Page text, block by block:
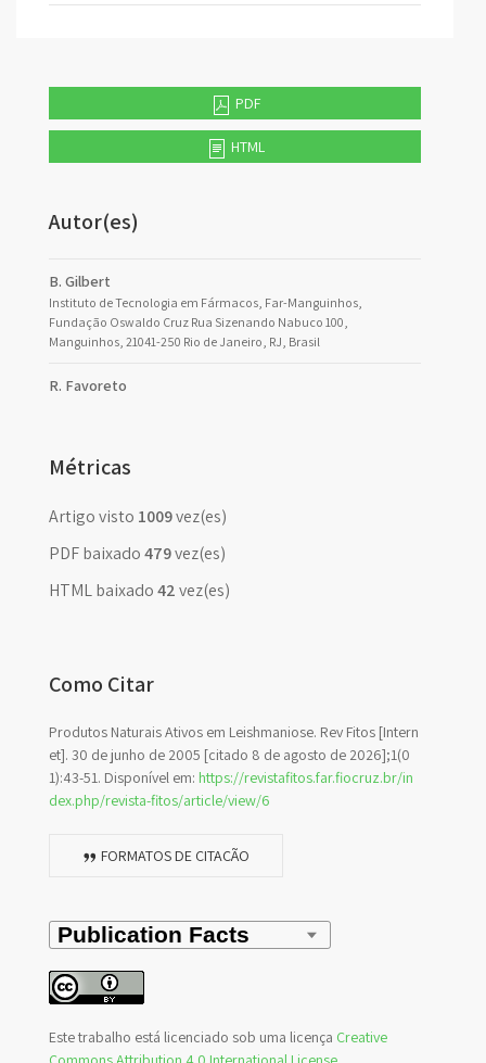
PDF
HTML
Autor(es)
B. Gilbert
Instituto de Tecnologia em Fármacos, Far-Manguinhos,
Fundação Oswaldo Cruz Rua Sizenando Nabuco 100,
Manguinhos, 21041-250 Rio de Janeiro, RJ, Brasil
R. Favoreto
Métricas
Artigo visto 1009vez(es)
PDF baixado479vez(es)
HTML baixado42vez(es)
Como Citar
Produtos Naturais Ativos em Leishmaniose. Rev Fitos [Intern
et]. 30 de junho de 2005 [citado 8 de agosto de 2026];1(0
1):43-51. Disponível em: https://revistafitos.far.fiocruz.br/in
dex.php/revista-fitos/article/view/6
FORMATOS DE CITAÇÃO
Este trabalho está licenciado sob uma licença Creative